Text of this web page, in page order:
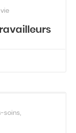
soins